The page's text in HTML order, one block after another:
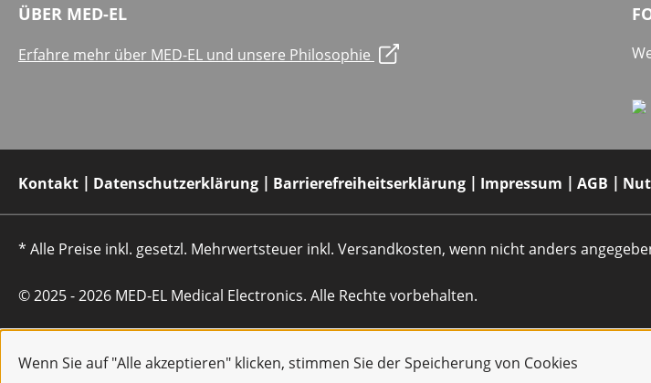
Wenn Sie auf "Alle akzeptieren" klicken, stimmen Sie der Speicherung von Cookies
ÜBER MED-EL
Erfahre mehr über MED-EL und unsere Philosophie
Kontakt Datenschutzerklärung Barrierefreiheitserklärung Impressum AGB
* Alle Preise inkl. gesetzl. Mehrwertsteuer inkl. Versandkosten, wenn nicht anders
© 2025 - 2026 MED-EL Medical Electronics. Alle Rechte vorbehalten.